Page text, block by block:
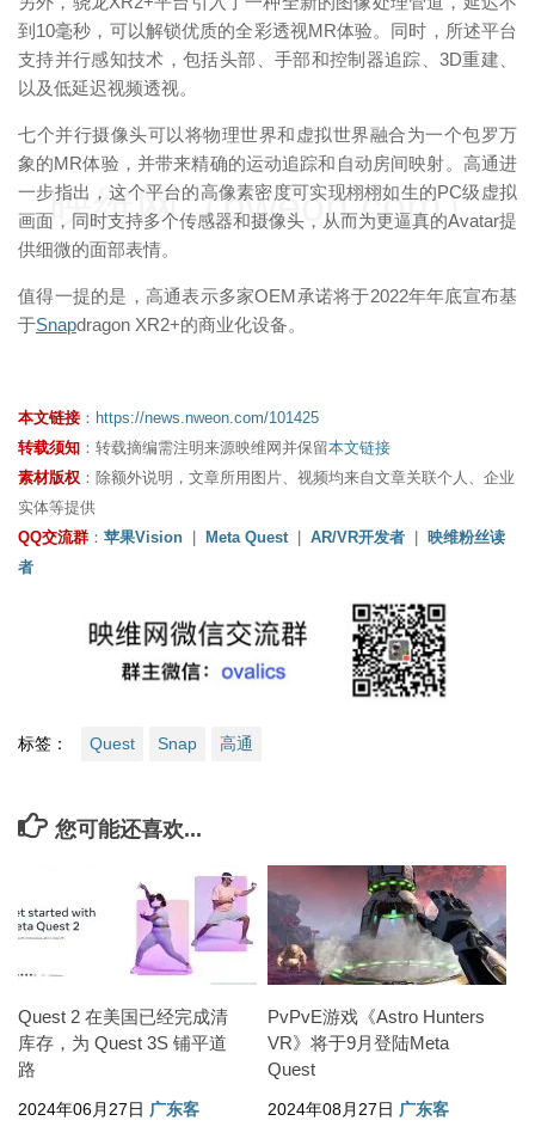
到10毫秒，可以解锁优质的全彩透视MR体验。同时，所述平台
支持并行感知技术，包括头部、手部和控制器追踪、3D重建、
以及低延迟视频透视。
七个并行摄像头可以将物理世界和虚拟世界融合为一个包罗万
象的MR体验，并带来精确的运动追踪和自动房间映射。高通进
一步指出，这个平台的高像素密度可实现栩栩如生的PC级虚拟
画面，同时支持多个传感器和摄像头，从而为更逼真的Avatar提
供细微的面部表情。
值得一提的是，高通表示多家OEM承诺将于2022年年底宣布基
于Snapdragon XR2+的商业化设备。
映维网（nweon.com）
本文链接 ： https://news.nweon.com/101425
转载须知 ：转载摘编需注明来源映维网并保留本文链接
素材版权 ：除额外说明，文章所用图片、视频均来自文章关联个人、企业
实体等提供
QQ交流群 ： 苹果Vision Meta Quest| AR/VR开发者
映维粉丝读
者
标签： Quest Snap 高通
您可能还喜欢...
Quest 2 在美国已经完成清
库存，为 Quest 3S 铺平道
路
2024年06月27日 广东客
PvPvE游戏《Astro Hunters
VR》将于9月登陆Meta
Quest
2024年08月27日 广东客